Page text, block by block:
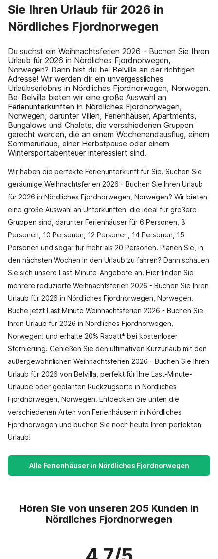
Sie Ihren Urlaub für 2026 in
Nördliches Fjordnorwegen
Du suchst ein Weihnachtsferien 2026 - Buchen Sie Ihren
Urlaub für 2026 in Nördliches Fjordnorwegen,
Norwegen? Dann bist du bei Belvilla an der richtigen
Adresse! Wir werden dir ein unvergessliches
Urlaubserlebnis in Nördliches Fjordnorwegen, Norwegen.
Bei Belvilla bieten wir eine große Auswahl an
Ferienunterkünften in Nördliches Fjordnorwegen,
Norwegen, darunter Villen, Ferienhäuser, Apartments,
Bungalows und Chalets, die verschiedenen Gruppen
gerecht werden, die an einem Wochenendausflug, einem
Sommerurlaub, einer Herbstpause oder einem
Wintersportabenteuer interessiert sind.
Wir haben die perfekte Ferienunterkunft für Sie. Suchen Sie
geräumige Weihnachtsferien 2026 - Buchen Sie Ihren Urlaub
für 2026 in Nördliches Fjordnorwegen, Norwegen? Wir bieten
eine große Auswahl an Unterkünften, die ideal für größere
Gruppen sind, darunter Ferienhäuser für 6 Personen, 8
Personen, 10 Personen, 12 Personen, 14 Personen, 15
Personen und sogar für mehr als 20 Personen. Planen Sie, in
den nächsten Wochen in den Urlaub zu fahren? Dann schauen
Sie sich unsere Last-Minute-Angebote an. Hier finden Sie
mehrere reduzierte Weihnachtsferien 2026 - Buchen Sie Ihren
Urlaub für 2026 in Nördliches Fjordnorwegen, Norwegen.
Buche jetzt Last Minute Weihnachtsferien 2026 - Buchen Sie
Ihren Urlaub für 2026 in Nördliches Fjordnorwegen,
Norwegen! und erhalte 20% Rabatt* bei kostenloser
Stornierung. Genießen Sie den ultimativen Kurzurlaub mit den
außergewöhnlichen Weihnachtsferien 2026 - Buchen Sie Ihren
Urlaub für 2026 von Belvilla, perfekt für Ihre Last-Minute-
Urlaube oder geplanten Rückzugsorte in Nördliches
Fjordnorwegen, Norwegen. Entdecken Sie unten die
verschiedenen Arten von Ferienhäusern in Nördliches
Fjordnorwegen und buchen Sie noch heute Ihren perfekten
Urlaub!
Alle Ferienhäuser in Nördliches Fjordnorwegen
Hören Sie von unseren 205 Kunden in
Nördliches Fjordnorwegen